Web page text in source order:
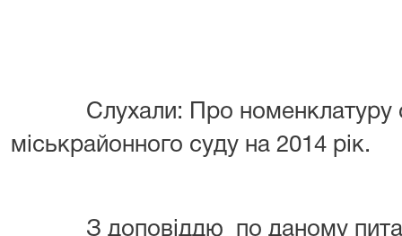
Слухали: Про номенклатуру
міськрайонного суду на 2014 рік.
З доповіддю по даному